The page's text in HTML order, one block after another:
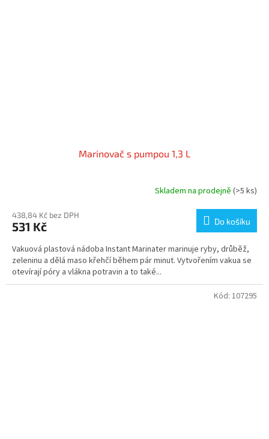
Marinovač s pumpou 1,3 L
Skladem na prodejně (>5 ks)
438,84 Kč bez DPH
531 Kč Do košíku
Vakuová plastová nádoba Instant Marinater marinuje ryby, drůběž,
zeleninu a dělá maso křehčí během pár minut. Vytvořením vakua se
otevírají póry a vlákna potravin a to také...
Kód: 107295